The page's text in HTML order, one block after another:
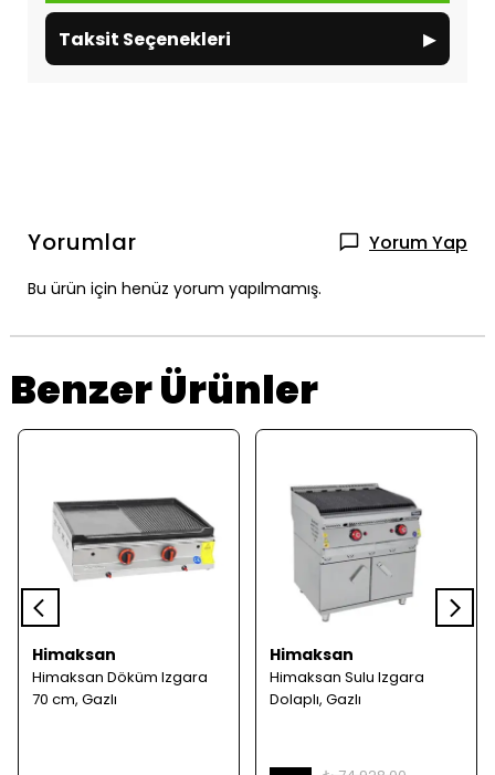
Taksit Seçenekleri ▸
Yorumlar Yorum Yap
Bu ürün için henüz yorum yapılmamış.
Benzer Ürünler
Himaksan
Himaksan Döküm Izgara
70 cm, Gazlı
Himaksan
Himaksan Sulu Izgara
Dolaplı, Gazlı